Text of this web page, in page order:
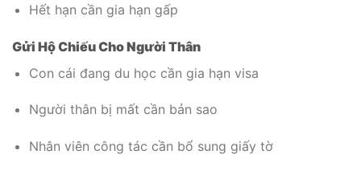
Hết hạn cần gia hạn gấp
Gửi Hộ Chiếu Cho Người Thân
Con cái đang du học cần gia hạn visa
Người thân bị mất cần bản sao
Nhân viên công tác cần bổ sung giấy tờ